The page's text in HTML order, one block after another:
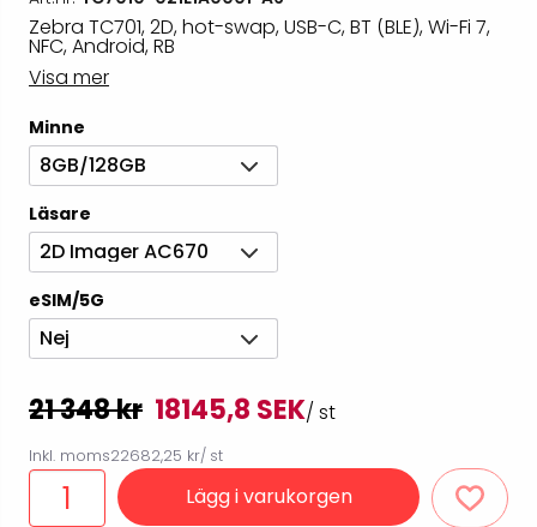
Zebra TC701, 2D, hot-swap, USB-C, BT (BLE), Wi-Fi 7,
NFC, Android, RB
Visa mer
Minne
8GB/128GB
Läsare
2D Imager AC670
eSIM/5G
Nej
21 348 kr 18145,8 SEK/ st
Inkl. moms22682,25 kr/ st
Lägg i varukorgen